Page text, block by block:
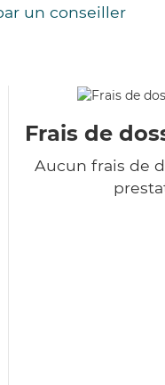
un conseiller
Frais de
Aucun frais de